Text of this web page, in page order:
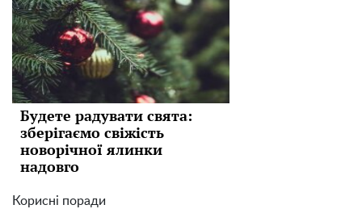
Будете радувати свята:
зберігаємо свіжість
новорічної ялинки
надовго
Корисні поради